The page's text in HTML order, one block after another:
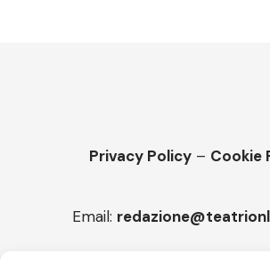
Privacy Policy – Cookie
Email: